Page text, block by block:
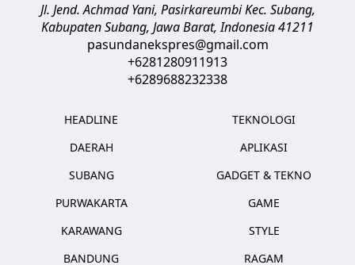
Jl. Jend. Achmad Yani, Pasirkareumbi Kec. Subang,
Kabupaten Subang, Jawa Barat,Indonesia41211
pasundanekspres@gmail.com
+6281280911913
+6289688232338
HEADLINE
DAERAH
SUBANG
PURWAKARTA
KARAWANG
BANDUNG
TEKNOLOGI
APLIKASI
GADGET & TEKNO
GAME
STYLE
RAGAM